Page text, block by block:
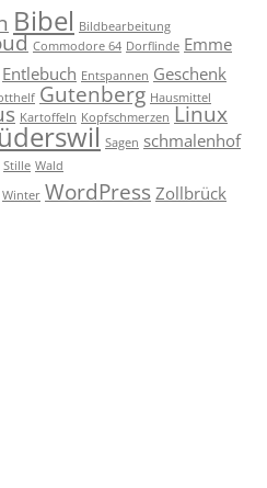
Bibel Bildbearbeitung
Commodore 64 Dorflinde Emme
Entlebuch Entspannen Geschenk
Gutenberg Hausmittel
Kartoffeln Kopfschmerzen Linux
Sagen schmalenhof
Stille Wald
Winter WordPress Zollbrück